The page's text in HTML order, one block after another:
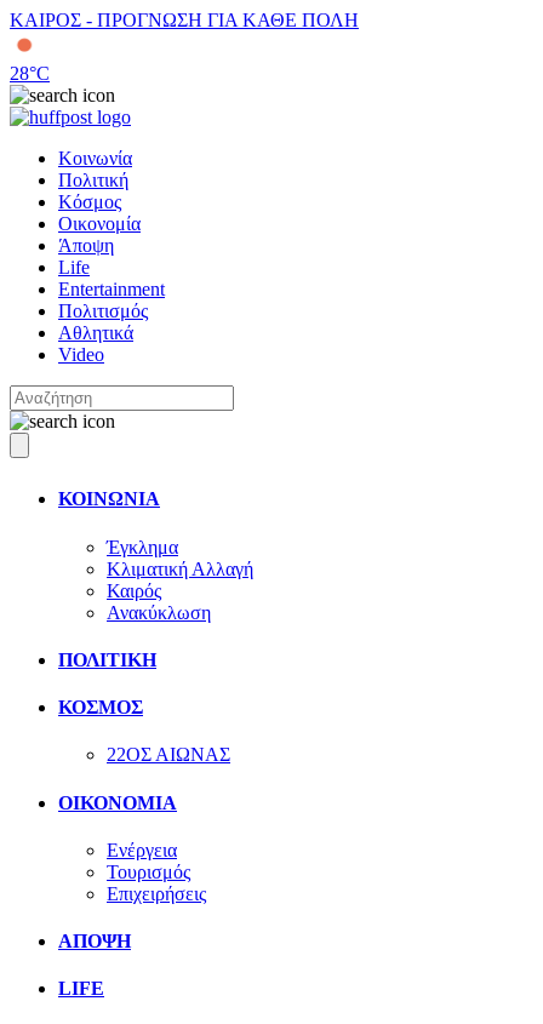
ΚΑΙΡΟΣ - ΠΡΟΓΝΩΣΗ ΓΙΑ ΚΑΘΕ ΠΟΛΗ
28°C
Κοινωνία
Πολιτική
Κόσμος
Οικονομία
Άποψη
Life
Entertainment
Πολιτισμός
Αθλητικά
Video
ΚΟΙΝΩΝΙΑ
Έγκλημα
Κλιματική Αλλαγή
Καιρός
Ανακύκλωση
ΠΟΛΙΤΙΚΗ
ΚΟΣΜΟΣ
22ΟΣ ΑΙΩΝΑΣ
ΟΙΚΟΝΟΜΙΑ
Ενέργεια
Τουρισμός
Επιχειρήσεις
ΑΠΟΨΗ
LIFE